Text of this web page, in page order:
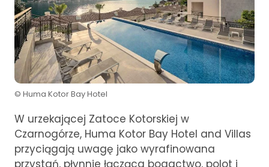
© Huma Kotor Bay Hotel
W urzekającej Zatoce Kotorskiej w
Czarnogórze, Huma Kotor Bay Hotel and Villas
przyciągają uwagę jako wyrafinowana